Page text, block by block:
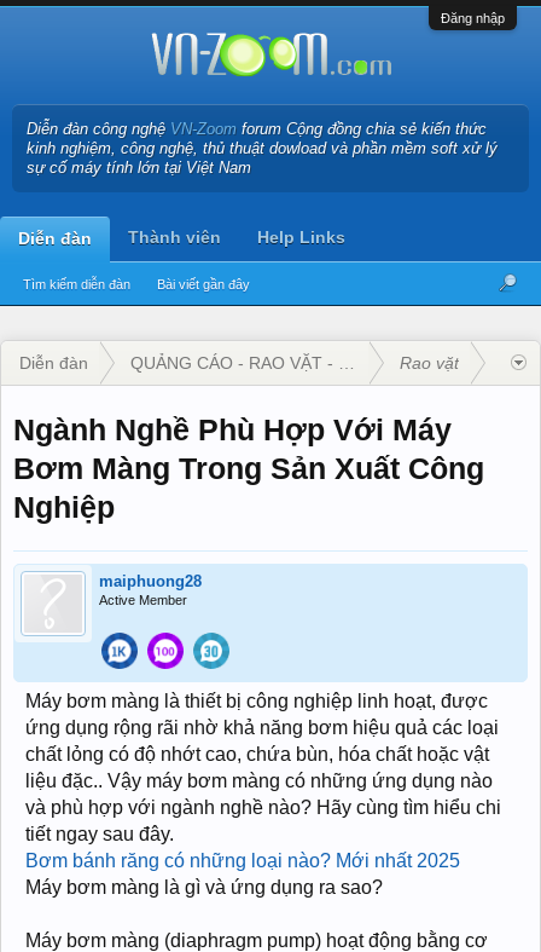
Đăng nhập
Diễn đàn công nghệ VN-Zoom forum Cộng đồng chia sẻ kiến thức
kinh nghiệm, công nghệ, thủ thuật dowload và phần mềm soft xử lý
sự cố máy tính lớn tại Việt Nam
Diễn đàn
Tìm kiếm diễn đàn Bài viết gần đây
Thành viên Help Links
Diễn đàn QUẢNG CÁO - RAO VẶT - KINH DOANH
Rao vặt
Ngành Nghề Phù Hợp Với Máy
Bơm Màng Trong Sản Xuất Công
Nghiệp
maiphuong28
Active Member
Máy bơm màng là thiết bị công nghiệp linh hoạt, được
ứng dụng rộng rãi nhờ khả năng bơm hiệu quả các loại
chất lỏng có độ nhớt cao, chứa bùn, hóa chất hoặc vật
liệu đặc.. Vậy máy bơm màng có những ứng dụng nào
và phù hợp với ngành nghề nào? Hãy cùng tìm hiểu chi
tiết ngay sau đây.
Bơm bánh răng có những loại nào? Mới nhất 2025
Máy bơm màng là gì và ứng dụng ra sao?
Máy bơm màng (diaphragm pump) hoạt động bằng cơ